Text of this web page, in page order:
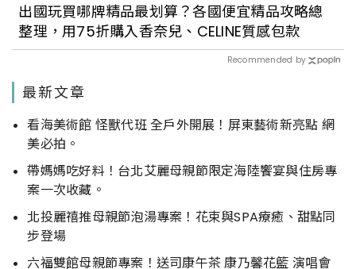
出國玩買哪牌精品最划算？各國便宜精品攻略總
整理，用75折購入香奈兒、CELINE質感包款
Recommended by
最新文章
看海美術館 怪獸代班 全戶外開展！屏東藝術新亮點 網
美必拍。
帶媽媽吃好料！台北艾麗母親節限定海陸饗宴與住房專
案一次收藏。
北投麗禧推母親節泡湯專案！花束與SPA療癒、甜點同
步登場
六福雙館母親節專案！送司康午茶 康乃馨花籃 演唱會